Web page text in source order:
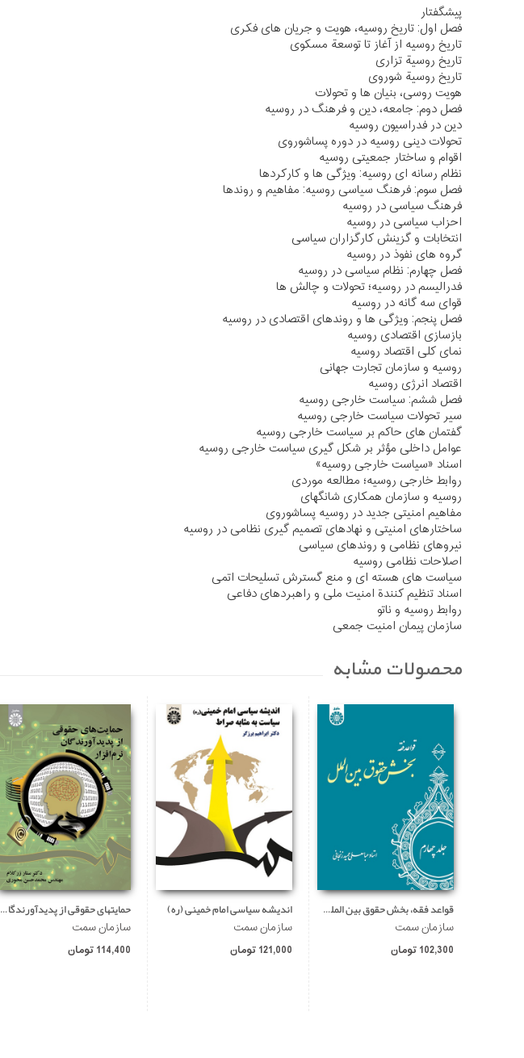
پیشگفتار
فصل اول: تاریخ روسیه، هویت و جریان های فکری
تاریخ روسیه از آغاز تا توسعة مسکوی
تاریخ روسیة تزاری
تاریخ روسیة شوروی
هویت روسی، بنیان ها و تحولات
فصل دوم: جامعه، دین و فرهنگ در روسیه
دین در فدراسیون روسیه
تحولات دینی روسیه در دوره پساشوروی
اقوام و ساختار جمعیتی روسیه
نظام رسانه ای روسیه: ویژگی ها و کارکردها
فصل سوم: فرهنگ سیاسی روسیه: مفاهیم و روندها
فرهنگ سیاسی در روسیه
احزاب سیاسی در روسیه
انتخابات و گزینش کارگزاران سیاسی
گروه های نفوذ در روسیه
فصل چهارم: نظام سیاسی در روسیه
فدرالیسم در روسیه؛ تحولات و چالش ها
قوای سه گانه در روسیه
فصل پنجم: ویژگی ها و روندهای اقتصادی در روسیه
بازسازی اقتصادی روسیه
نمای کلی اقتصاد روسیه
روسیه و سازمان تجارت جهانی
اقتصاد انرژی روسیه
فصل ششم: سیاست خارجی روسیه
سیر تحولات سیاست خارجی روسیه
گفتمان های حاکم بر سیاست خارجی روسیه
عوامل داخلی مؤثر بر شکل گیری سیاست خارجی روسیه
اسناد «سیاست خارجی روسیه»
روابط خارجی روسیه؛ مطالعه موردی
روسیه و سازمان همکاری شانگهای
مفاهیم امنیتی جدید در روسیه پساشوروی
ساختارهای امنیتی و نهادهای تصمیم گیری نظامی در روسیه
نیروهای نظامی و روندهای سیاسی
اصلاحات نظامی روسیه
سیاست های هسته ای و منع گسترش تسلیحات اتمی
اسناد تنظیم کنندة امنیت ملی و راهبردهای دفاعی
روابط روسیه و ناتو
سازمان پیمان امنیت جمعی
محصولات مشابه
قواعد فقه، بخش حقوق بین الملل (جلد چهارم)
سازمان سمت
102,300 تومان
اندیشه سیاسی امام خمینی (ره)
سازمان سمت
121,000 تومان
حمایتهای حقوقی از پدیدآورندگان نرم افزار
سازمان سمت
114,400 تومان